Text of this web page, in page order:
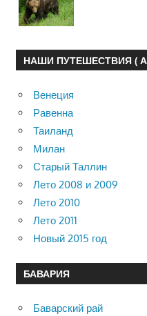
НАШИ ПУТЕШЕСТВИЯ (
Венеция
Равенна
Таиланд
Милан
Старый Таллин
Лето 2008 и 2009
Лето 2010
Лето 2011
Новый 2015 год
БАВАРИЯ
Баварский рай